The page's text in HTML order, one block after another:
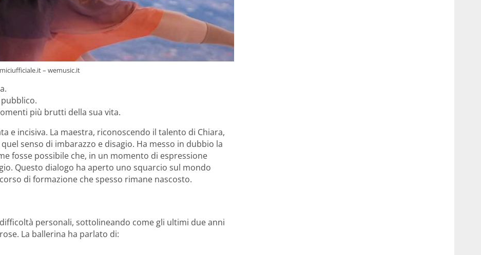
– wemusic.it
più brutti della sua vita.
e incisiva. La maestra, riconoscendo il talento di Chiara,
senso di imbarazzo e disagio. Ha messo in dubbio la
fosse possibile che, in un momento di espressione
Questo dialogo ha aperto uno squarcio sul mondo
di formazione che spesso rimane nascosto.
personali, sottolineando come gli ultimi due anni
La ballerina ha parlato di: